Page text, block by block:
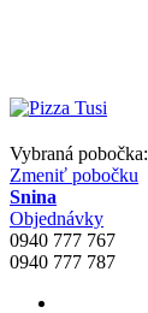
Vybraná pobočka:
Zmeniť pobočku
Snina
Objednávky
0940 777 767
0940 777 787